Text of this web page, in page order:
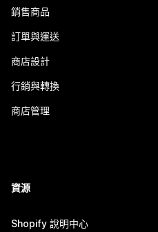
銷售商品
訂單與運送
商店設計
行銷與轉換
商店管理
資源
Shopify 說明中心